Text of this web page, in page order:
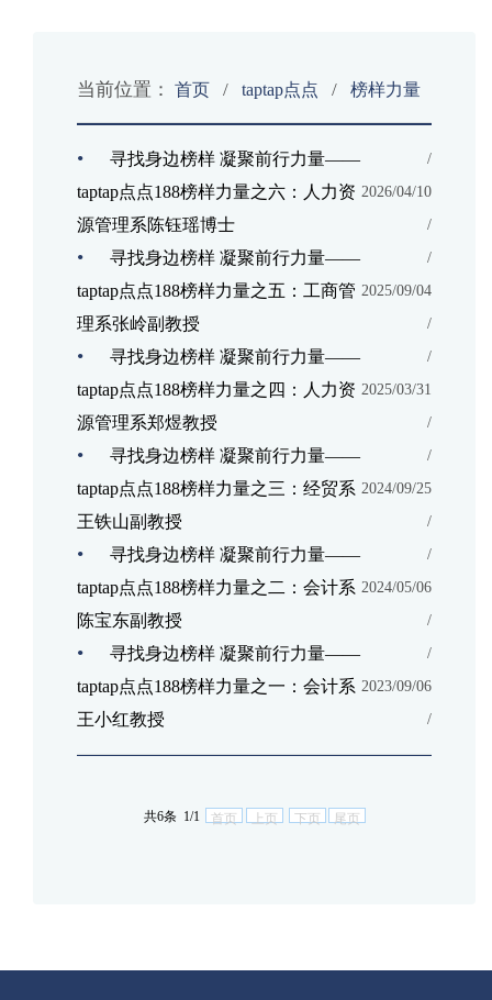
当前位置： 首页 / taptap点点 / 榜样力量
•
寻找身边榜样 凝聚前行力量——
taptap点点188榜样力量之六：人力资
源管理系陈钰瑶博士
/
2026/04/10
/
•
寻找身边榜样 凝聚前行力量——
taptap点点188榜样力量之五：工商管
理系张岭副教授
/
2025/09/04
/
•
寻找身边榜样 凝聚前行力量——
taptap点点188榜样力量之四：人力资
源管理系郑煜教授
/
2025/03/31
/
•
寻找身边榜样 凝聚前行力量——
taptap点点188榜样力量之三：经贸系
王铁山副教授
/
2024/09/25
/
•
寻找身边榜样 凝聚前行力量——
taptap点点188榜样力量之二：会计系
陈宝东副教授
/
2024/05/06
/
•
寻找身边榜样 凝聚前行力量——
taptap点点188榜样力量之一：会计系
王小红教授
/
2023/09/06
/
共6条 1/1 首页 上页 下页 尾页